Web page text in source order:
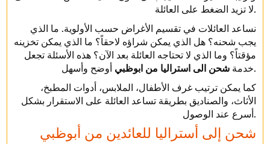
لا تزيد الضغط على العائلة.
نساعد العائلات في تقسيم الأغراض حسب الأولوية. ما الذي
يجب شحنه؟ هل الذي يمكن شراؤه لاحقاً؟ ما الذي يمكن تخزينه
مؤقتاً؟ وما الذي لا تحتاجه العائلة بعد الآن؟ هذه الأسئلة تجعل
خدمة شحن الى استراليا من ابوظبي
أوضح وأسهل.
كما يمكن ترتيب غرف الأطفال، الملابس، أدوات المطبخ،
الأثاث، والصناديق بطريقة تساعد العائلة على الاستقرار بشكل
أسرع عند الوصول.
شحن إلى أستراليا للعائدين من أبوظبي